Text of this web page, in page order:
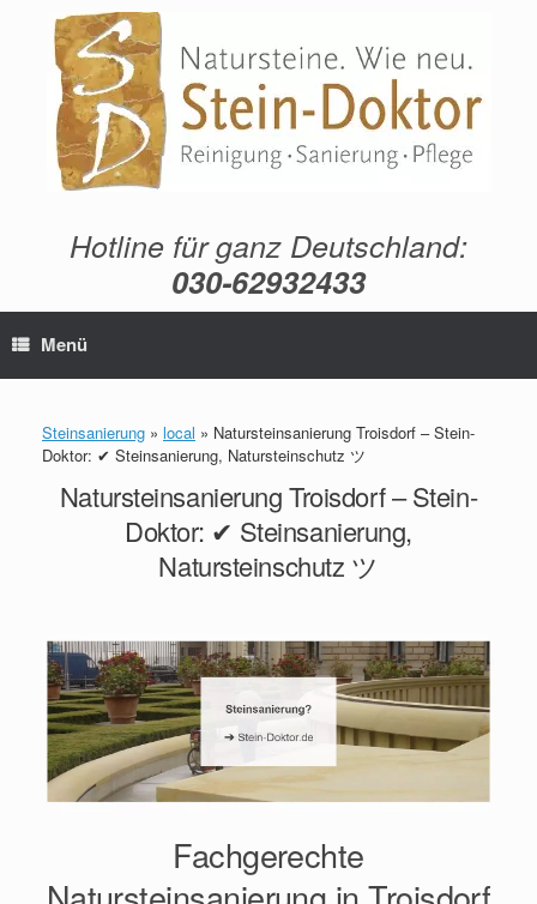
springen
Hotline für ganz Deutschland:
030-62932433
Menü
Steinsanierung » local » Natursteinsanierung Troisdorf – Stein-
Doktor: ✔ Steinsanierung, Natursteinschutz ツ
Natursteinsanierung Troisdorf – Stein-
Doktor: ✔ Steinsanierung,
Natursteinschutz ツ
Fachgerechte